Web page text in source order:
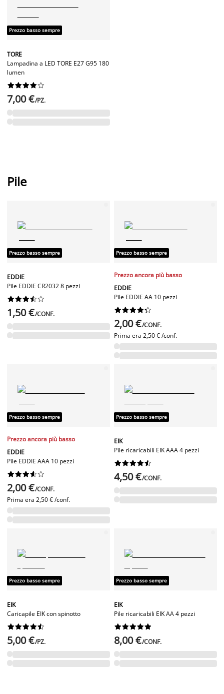
Prezzo basso sempre
TORE
Lampadina a LED TORE E27 G95 180
lumen






7,00 €/PZ.
Pile
Prezzo basso sempre
EDDIE
Pile EDDIE CR2032 8 pezzi






1,50 €/CONF.
Prezzo basso sempre
Prezzo ancora più basso
EDDIE
Pile EDDIE AA 10 pezzi






2,00 €/CONF.
Prima era 2,50 € /conf.
Prezzo basso sempre
Prezzo ancora più basso
EDDIE
Pile EDDIE AAA 10 pezzi






2,00 €/CONF.
Prima era 2,50 € /conf.
Prezzo basso sempre
EIK
Pile ricaricabili EIK AAA 4 pezzi






4,50 €/CONF.
Prezzo basso sempre
EIK
Caricapile EIK con spinotto






5,00 €/PZ.
Prezzo basso sempre
EIK
Pile ricaricabili EIK AA 4 pezzi






8,00 €/CONF.